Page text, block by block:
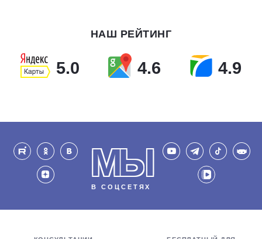
НАШ РЕЙТИНГ
5.0 4.6 4.9
МЫ
В СОЦСЕТЯХ